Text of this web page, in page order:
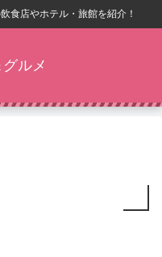
食店やホテル・旅館を紹介！
ルメ